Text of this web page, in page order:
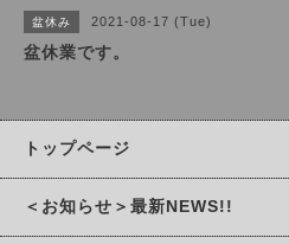
盆休み 2021-08-17 (Tue)
盆休業です。
トップページ
＜お知らせ＞最新NEWS!!